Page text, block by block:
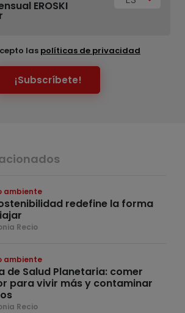
EROSKI
las políticas de privacidad
¡Subscríbete!
ambiente
redefine la forma
Recio
ambiente
de Salud Planetaria: comer
para vivir más y contaminar
Recio